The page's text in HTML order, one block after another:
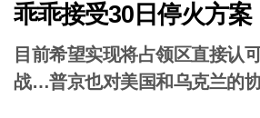
乖乖接受30日停火方案
目前希望实现将占领区直接认
战…普京也对美国和乌克兰的